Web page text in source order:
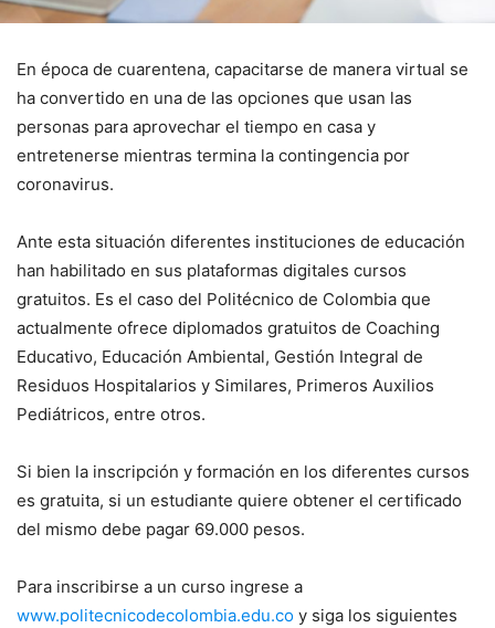
En época de cuarentena, capacitarse de manera virtual se
ha convertido en una de las opciones que usan las
personas para aprovechar el tiempo en casa y
entretenerse mientras termina la contingencia por
coronavirus.
Ante esta situación diferentes instituciones de educación
han habilitado en sus plataformas digitales cursos
gratuitos. Es el caso del Politécnico de Colombia que
actualmente ofrece diplomados gratuitos de Coaching
Educativo, Educación Ambiental, Gestión Integral de
Residuos Hospitalarios y Similares, Primeros Auxilios
Pediátricos, entre otros.
Si bien la inscripción y formación en los diferentes cursos
es gratuita, si un estudiante quiere obtener el certificado
del mismo debe pagar 69.000 pesos.
Para inscribirse a un curso ingrese a
www.politecnicodecolombia.edu.co y siga los siguientes